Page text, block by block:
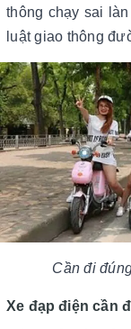
thông chạy sai
luật giao thông
Cần đi
Xe đạp điện cần